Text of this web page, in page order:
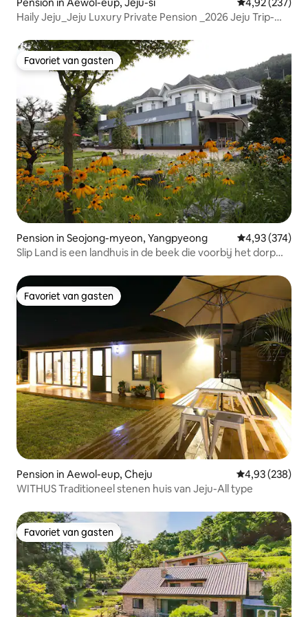
Haily Jeju_Jeju Luxury Private Pension _2026 Jeju Trip-
Favoriet van gasten
Favoriet van gasten
Pension in Seojong-myeon, Yangpyeong Gemiddelde
4,93 (374)
Slip Land is een landhuis in de beek die voorbij het dorp
Favoriet van gasten
Favoriet van gasten
Pension in Aewol-eup, Cheju Gemiddelde
4,93 (238)
WITHUS Traditioneel stenen huis van Jeju-All type
Favoriet van gasten
Favoriet van gasten